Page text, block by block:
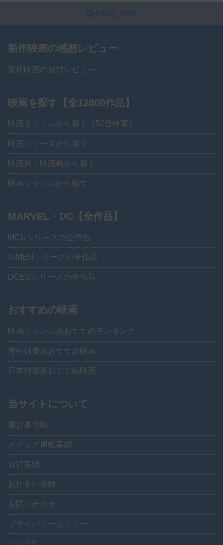
新作映画の感想レビュー
新作映画の感想レビュー
映画を探す【全12000作品】
映画タイトルから探す（50音検索）
映画シリーズから探す
映画賞・映画祭から探す
映画ジャンルから探す
MARVEL・DC【全作品】
MCUシリーズの全作品
X-MENシリーズの全作品
DCEUシリーズの全作品
おすすめの映画
映画ジャンル別おすすめランキング
海外俳優別おすすめ映画
日本俳優別おすすめ映画
当サイトについて
運営者情報
メディア掲載実績
協賛実績
お仕事の依頼
お問い合わせ
プライバシーポリシー